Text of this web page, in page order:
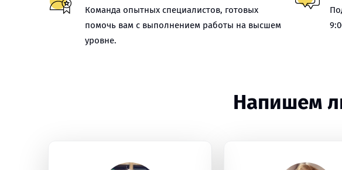
Команда опытных специалистов, готовых
помочь вам с выполнением работы на высшем
уровне.
Напишем